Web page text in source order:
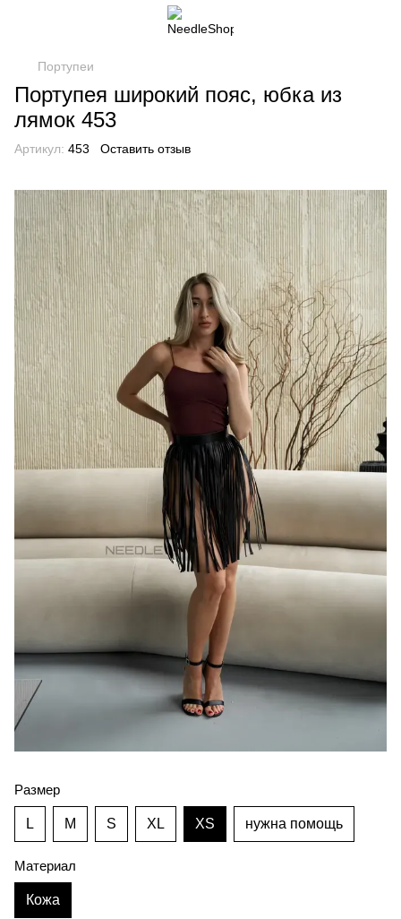
Портупеи
Портупея широкий пояс, юбка из
лямок 453
Артикул: 453 Оставить отзыв
Размер
L M S XL XS нужна помощь
Материал
Кожа